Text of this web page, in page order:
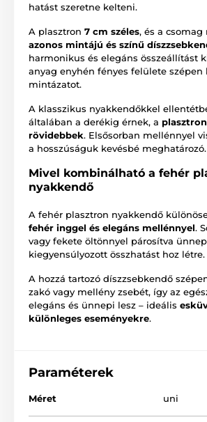
hatást szeretne kelteni.
A plasztron 7 cm széles, és a csomag
azonos mintájú és színű
harmonikus és elegáns összeállítást
anyag enyhén fényes felülete
mintázatot.
A klasszikus nyakkendőkkel
általában a derékig érnek, a
rövidebbek. Elsősorban mellénnyel
a hosszúságuk kevésbé meghatározó.
Mivel kombinálható a fehér
nyakkendő
A fehér plasztron nyakkendő
fehér inggel és elegáns mellénnyel.
vagy fekete öltönnyel párosítva
kiegyensúlyozott összhatást hoz létre.
A hozzá tartozó díszzsebkendő
zakó vagy mellény zsebét, így az
elegáns és ünnepi lesz – ideális
különleges eseményekre.
Paraméterek
Méret uni